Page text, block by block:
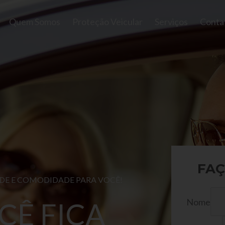
Quem Somos
E COMODIDADE PARA VOCÊ!
FICA
Nome